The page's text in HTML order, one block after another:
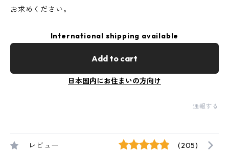
お求めください。
International shipping available
Add to cart
日本国内にお住まいの方向け
通報する
レビュー (205)